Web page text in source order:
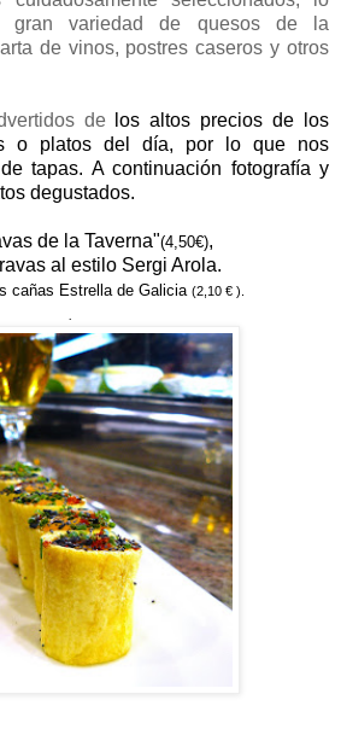
gran variedad de quesos de la
de vinos, postres caseros y otros
delos altos precios de los
o platos del día, por lo que nos
tapas. A continuación fotografía y
degustados.
de la Taverna"(4,50€),
al estilo Sergi Arola.
cañas Estrella de Galicia (2,10 € ).